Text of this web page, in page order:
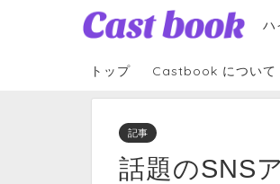
ハ
トップ Castbook について
記事
話題のSNS